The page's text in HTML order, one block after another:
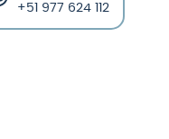
+51 977 624 112